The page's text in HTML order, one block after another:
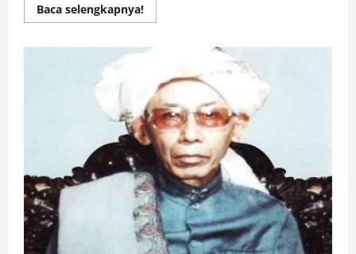
Baca selengkapnya!Read
more
Jahe
Kesehatan